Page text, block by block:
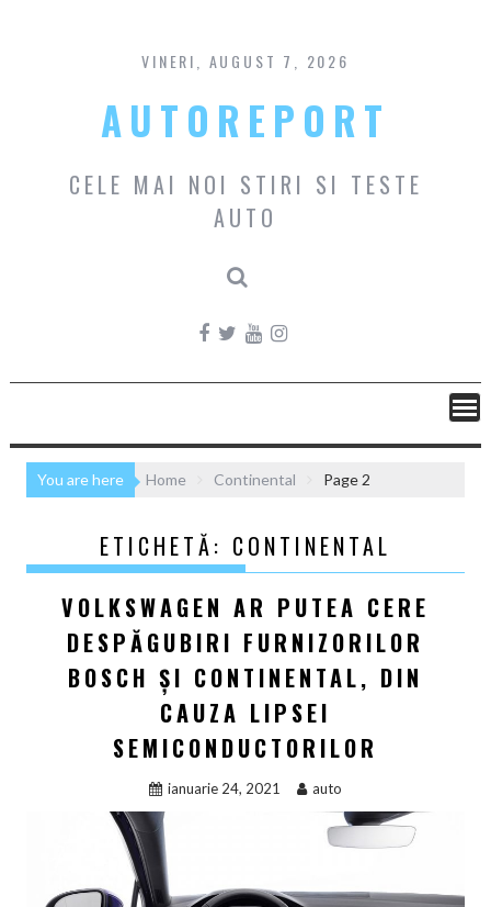
content
VINERI, AUGUST 7, 2026
AUTOREPORT
CELE MAI NOI STIRI SI TESTE
AUTO
You are here Home Continental Page 2
ETICHETĂ: CONTINENTAL
VOLKSWAGEN AR PUTEA CERE
DESPĂGUBIRI FURNIZORILOR
BOSCH ŞI CONTINENTAL, DIN
CAUZA LIPSEI
SEMICONDUCTORILOR
ianuarie 24, 2021 auto